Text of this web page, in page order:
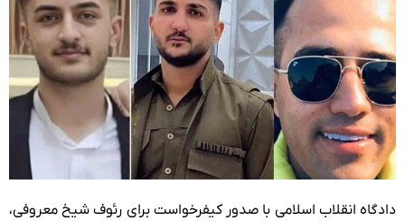
دادگاه انقلاب اسلامی با صدور کیفرخواست برای رئوف شیخ معروفی،